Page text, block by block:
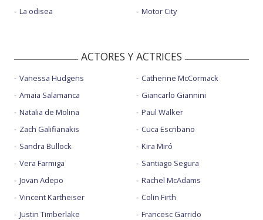
La odisea
Motor City
ACTORES Y ACTRICES
Vanessa Hudgens
Amaia Salamanca
Natalia de Molina
Zach Galifianakis
Sandra Bullock
Vera Farmiga
Jovan Adepo
Vincent Kartheiser
Justin Timberlake
Catherine McCormack
Giancarlo Giannini
Paul Walker
Cuca Escribano
Kira Miró
Santiago Segura
Rachel McAdams
Colin Firth
Francesc Garrido